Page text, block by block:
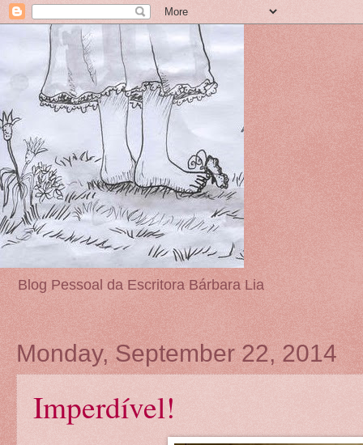
Blog Pessoal da Escritora Bárbara Lia
Monday, September 22, 2014
Imperdível!